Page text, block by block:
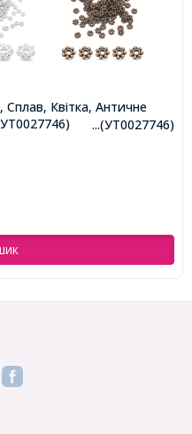
...(УТ0027746)
Квітка, Античне